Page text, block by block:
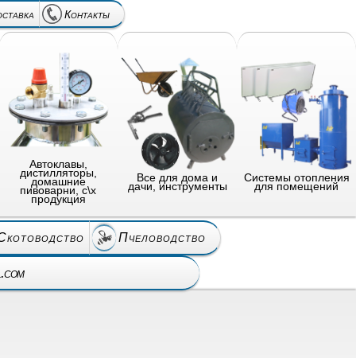
Контакты
Автоклавы,
дистилляторы,
домашние
пивоварни, с\х
продукция
Все для дома и
дачи, инструменты
Системы отопления
для помещений
Пчеловодство